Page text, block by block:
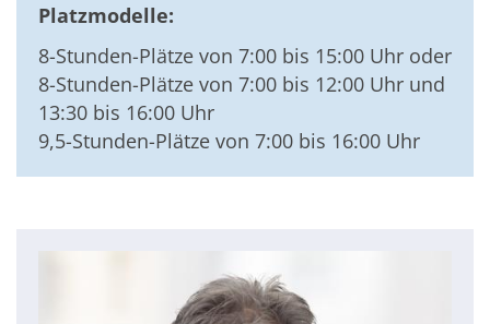
Platzmodelle:
8-Stunden-Plätze von 7:00 bis 15:00 Uhr oder
8-Stunden-Plätze von 7:00 bis 12:00 Uhr und
13:30 bis 16:00 Uhr
9,5-Stunden-Plätze von 7:00 bis 16:00 Uhr